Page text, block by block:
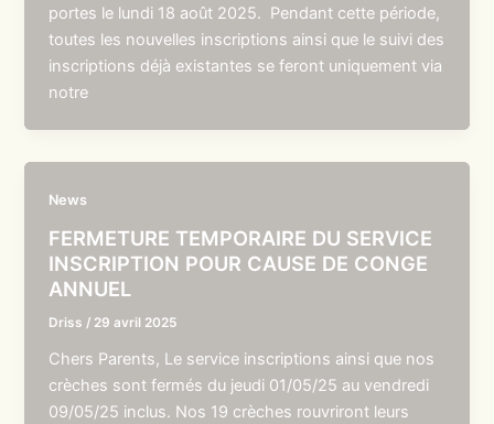
portes le lundi 18 août 2025. Pendant cette période,
toutes les nouvelles inscriptions ainsi que le suivi des
inscriptions déjà existantes se feront uniquement via
notre
News
FERMETURE TEMPORAIRE DU SERVICE
INSCRIPTION POUR CAUSE DE CONGE
ANNUEL
Driss / 29 avril 2025
Chers Parents, Le service inscriptions ainsi que nos
crèches sont fermés du jeudi 01/05/25 au vendredi
09/05/25 inclus. Nos 19 crèches rouvriront leurs